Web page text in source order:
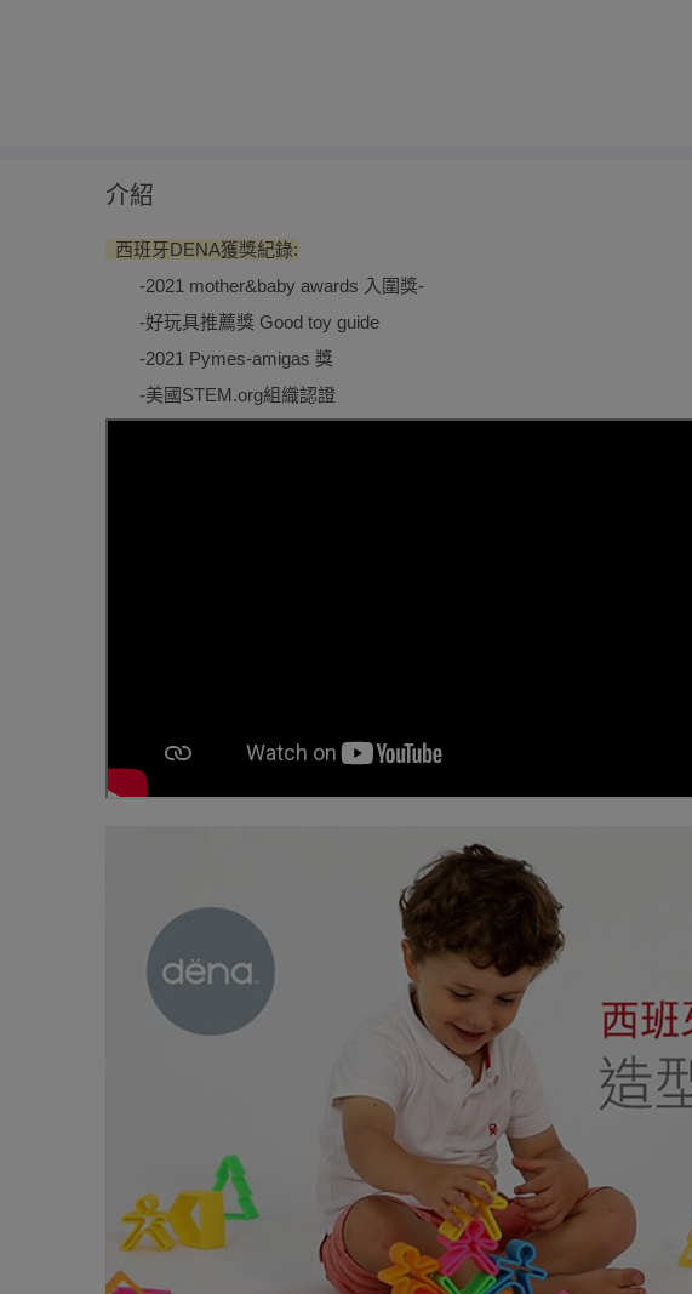
介紹
西班牙DENA獲獎紀錄:
-2021 mother&baby awards 入圍獎-
-好玩具推薦獎 Good toy guide
-2021 Pymes-amigas 獎
-美國STEM.org組織認證